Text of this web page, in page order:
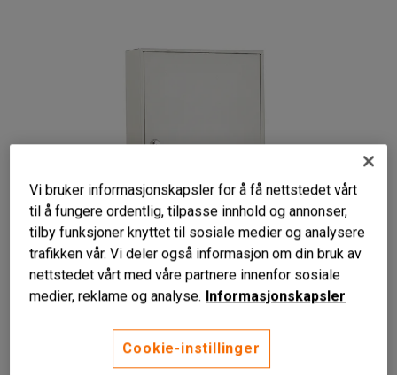
Vi bruker informasjonskapsler for å få nettstedet vårt
til å fungere ordentlig, tilpasse innhold og annonser,
tilby funksjoner knyttet til sosiale medier og analysere
trafikken vår. Vi deler også informasjon om din bruk av
nettstedet vårt med våre partnere innenfor sosiale
medier, reklame og analyse. Informasjonskapsler
Cookie-instillinger